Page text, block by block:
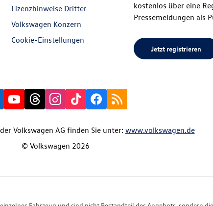
Lizenzhinweise Dritter
Volkswagen Konzern
Cookie-Einstellungen
kostenlos über eine
Pressemeldungen als
Jetzt registrieren
Volkswagen AG finden Sie unter: www.volkswagen.de
© Volkswagen 2026